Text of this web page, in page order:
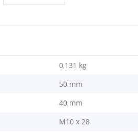
0,131 kg
50 mm
40 mm
M10 x 28